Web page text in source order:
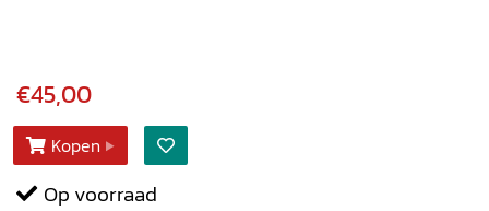
€45,00
Kopen
Op voorraad